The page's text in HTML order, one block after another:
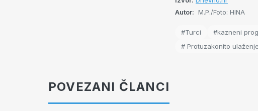
Autor: M.P./Foto: HINA
#Turci #kazneni
# Protuzakonito
POVEZANI ČLANCI